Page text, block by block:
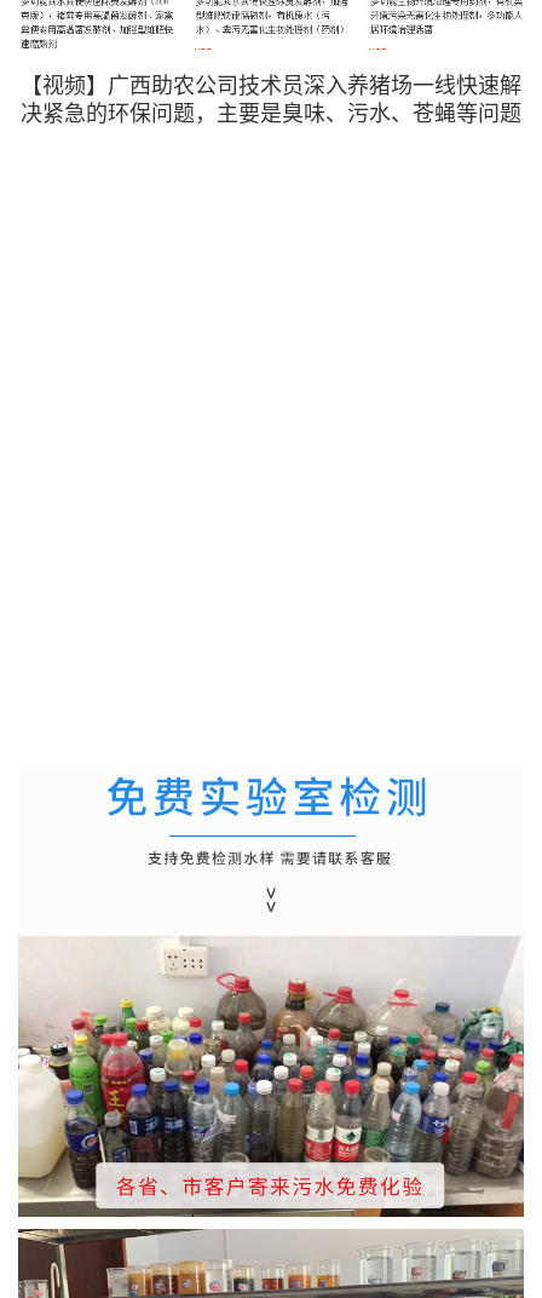
【视频】广西助农公司技术员深入养猪场一线快速解
决紧急的环保问题，主要是臭味、污水、苍蝇等问题